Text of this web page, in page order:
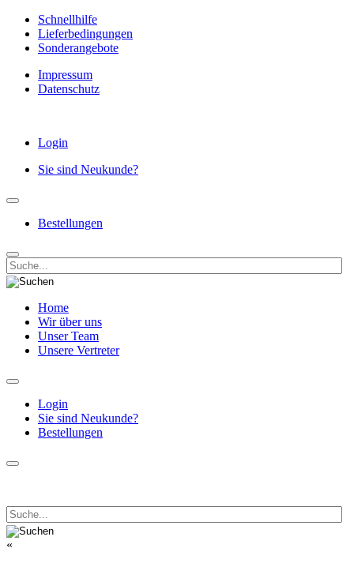
Schnellhilfe
Lieferbedingungen
Sonderangebote
Impressum
Datenschutz
Login
Sie sind Neukunde?
Bestellungen
Home
Wir über uns
Unser Team
Unsere Vertreter
Login
Sie sind Neukunde?
Bestellungen
«